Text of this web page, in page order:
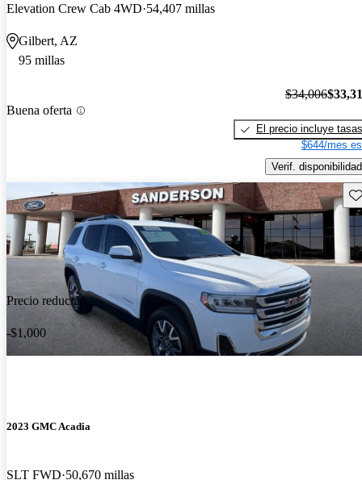
Elevation Crew Cab 4WD 54,407 millas
Gilbert, AZ
95 millas
Buena oferta
$34,006
El precio incluye tasas
$644/mes
Verif. disponibilidad
Precio reducido
-$1,000
2023 GMC Acadia
SLT FWD 50,670 millas